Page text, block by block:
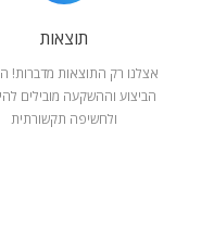
תוצאות
אצלנו רק התוצאות מדברות!
הביצוע וההשקעה מובילים
ולחשיפה תקשורתית